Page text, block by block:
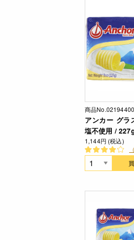
商品No.02194400
アンカー グラ
塩不使用 /
1,144円 (税込)